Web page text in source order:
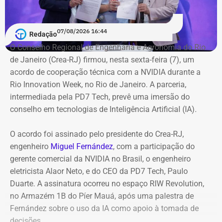
artista, como “Anunciação”, “La Belle de Jour” e
“Tropicana”. A temporada regular segue até 16 de agosto.
Jogo do Brasileirão Feminino adiado
O jogo entre Fluminense e Botafogo que aconteceria a
partir das 21h30 desta sexta (07), no Estádio Nilton
Santos, válido pelo Brasileirão Feminino, também foi
Futebol (CBF). “por conta dos alertas da Defesa Civil de
fortes ventos no Rio de Janeiro”, o clássico teve a
mudança de data para segunda (10) às 18 horas.
Redação07/08/2026 16:44
O Conselho Regional de Engenharia e Agronomia do Rio
de Janeiro (Crea-RJ) firmou, nesta sexta-feira (7), um
acordo de cooperação técnica com a NVIDIA durante a
Rio Innovation Week, no Rio de Janeiro. A parceria,
intermediada pela PD7 Tech, prevê uma imersão do
conselho em tecnologias de Inteligência Artificial (IA).
O acordo foi assinado pelo presidente do Crea-RJ,
engenheiro Miguel Fernández, com a participação do
gerente comercial da NVIDIA no Brasil, o engenheiro
eletricista Alaor Neto, e do CEO da PD7 Tech, Paulo
Duarte. A assinatura ocorreu no espaço RIW Revolution,
no Armazém 1B do Píer Mauá, após uma palestra de
Fernández sobre o uso da IA como apoio à tomada de